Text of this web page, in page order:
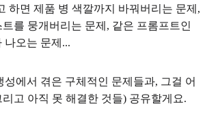
하면 제품 병 색깔까지 바꿔버리는 문제,
를 뭉개버리는 문제, 같은 프롬프트인
나오는 문제...
성에서 겪은 구체적인 문제들과, 그걸 어
고 아직 못 해결한 것들) 공유할게요.